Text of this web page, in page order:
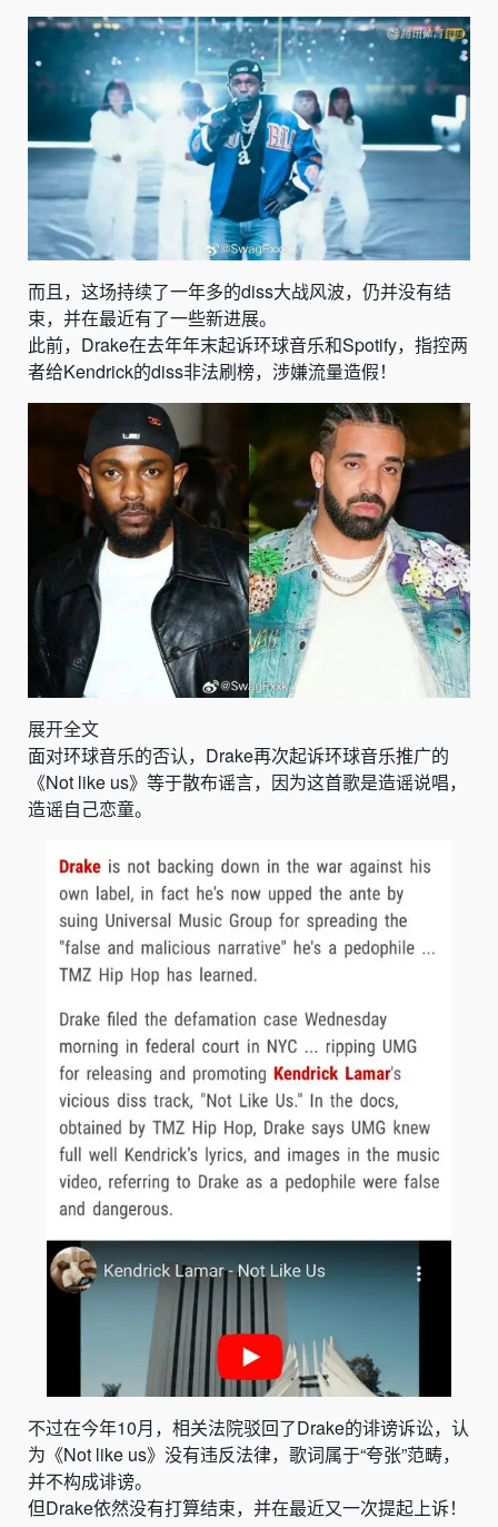
而且，这场持续了一年多的diss大战风波， 仍并没有结
束，并在最近有了一些新进展。
此前，Drake在去年年末起诉环球音乐和Spotify，指控两
者给Kendrick的diss非法刷榜，涉嫌流量造假！
展开全文
面对环球音乐的否认，Drake再次起诉环球音乐推广的
《Not like us》等于散布谣言，因为这首歌是造谣说唱，
造谣自己恋童。
不过在今年10月，相关法院驳回了Drake的诽谤诉讼， 认
为 《Not like us》 没有违反法律，歌词属于“夸张”范畴，
并不构成诽谤。
但Drake依然没有打算结束，并在最近又一次提起上诉！